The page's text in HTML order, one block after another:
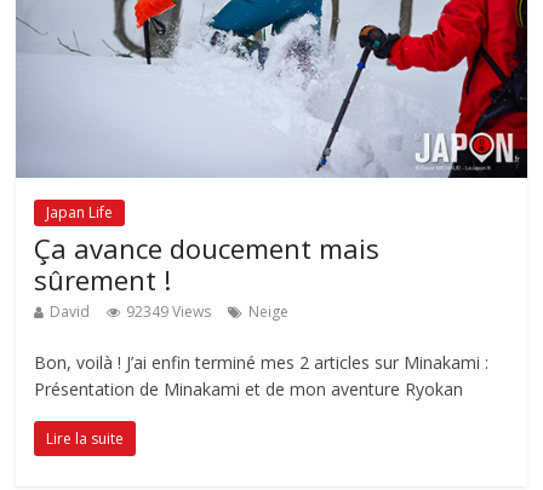
Japan Life
Ça avance doucement mais
sûrement !
David 92349 Views Neige
Bon, voilà ! J’ai enfin terminé mes 2 articles sur Minakami :
Présentation de Minakami et de mon aventure Ryokan
Lire la suite